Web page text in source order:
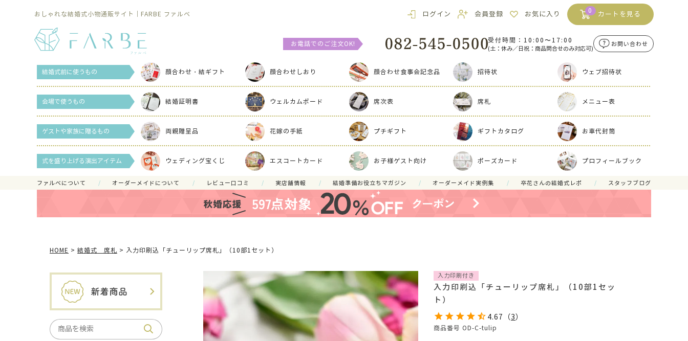
おしゃれな結婚式小物通販サイト｜FARBE ファルベ ログイン 会員登録 お気に入り 0 カートを見る
お電話でのご注文OK! 受付時間：10:00〜17:00
(土：休み／日祝：商品問合せのみ対応可)
お問い合わせ
結婚式前に使うもの 顔合わせ・結ギフト 顔合わせしおり 顔合わせ食事会記念品 招待状 ウェブ招待状
会場で使うもの 結婚証明書 ウェルカムボード 席次表 席札 メニュー表
ゲストや家族に贈るもの 両親贈呈品 花嫁の手紙 プチギフト ギフトカタログ お車代封筒
式を盛り上げる演出アイテム ウェディング宝くじ エスコートカード お子様ゲスト向け ポーズカード プロフィールブック
ファルべについて オーダーメイドについて レビュー口コミ 実店舗情報 結婚準備お役立ちマガジン オーダーメイド実例集 卒花さんの結婚式レポ スタッフブログ
HOME 結婚式 席札 入力印刷込「チューリップ席札」（10部1セット）
入力印刷付き
入力印刷込「チューリップ席札」（10部1セッ
ト）
4.67 （3）
商品番号 OD-C-tulip